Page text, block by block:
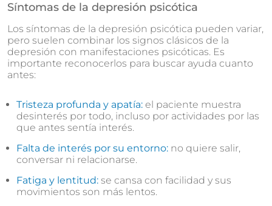
Síntomas de la depresión psicótica
Los síntomas de la depresión psicótica pueden variar,
pero suelen combinar los signos clásicos de la
depresión con manifestaciones psicóticas. Es
importante reconocerlos para buscar ayuda cuanto
antes:
Tristeza profunda y apatía: el paciente muestra
desinterés por todo, incluso por actividades por las
que antes sentía interés.
Falta de interés por su entorno: no quiere salir,
conversar ni relacionarse.
Fatiga y lentitud: se cansa con facilidad y sus
movimientos son más lentos.